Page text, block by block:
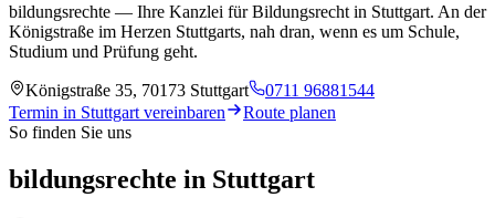
bildungsrechte — Ihre Kanzlei für Bildungsrecht in Stuttgart. An der
Königstraße im Herzen Stuttgarts, nah dran, wenn es um Schule,
Studium und Prüfung geht.
Königstraße 35, 70173 Stuttgart
0711 96881544
Termin in Stuttgart vereinbaren
Route planen
So finden Sie uns
bildungsrechte in Stuttgart